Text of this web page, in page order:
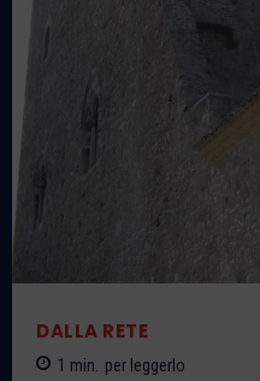
DALLA RETE
1 min. per leggerlo